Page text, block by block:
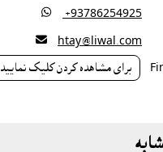
‎ +93786254925

htay@liwal.com

براى مشاهده کردن کليک نماييد